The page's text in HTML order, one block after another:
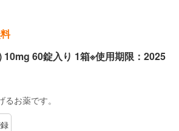
60錠入り 1箱※使用期限：2025
お薬です。